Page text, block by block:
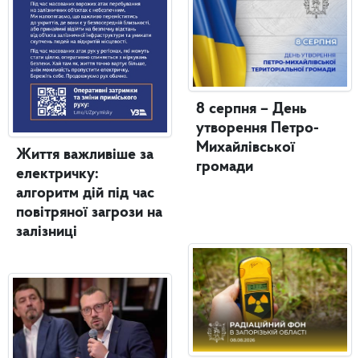
Життя важливіше за
електричку:
алгоритм дій під час
повітряної загрози на
залізниці
8 серпня – День
утворення Петро-
Михайлівської
громади